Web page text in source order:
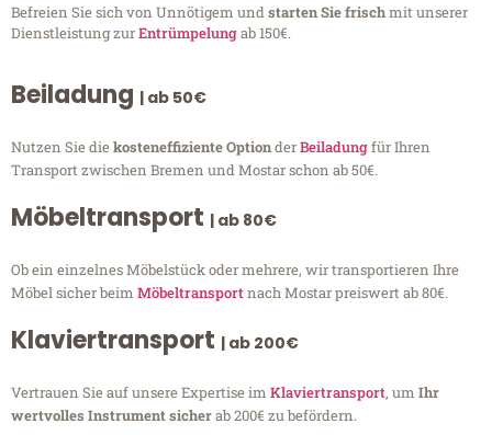
Befreien Sie sich von Unnötigem undstarten Sie frischmit unserer
Dienstleistung zurEntrümpelungab 150€.
Beiladung | ab 50€
Nutzen Sie diekosteneffiziente OptionderBeiladungfür Ihren
Transport zwischen Bremen und Mostar schon ab 50€.
Möbeltransport | ab 80€
Ob ein einzelnes Möbelstück oder mehrere, wir transportieren Ihre
Möbel sicher beim Möbeltransportnach Mostar preiswert ab 80€.
Klaviertransport | ab 200€
Vertrauen Sie auf unsere Expertise im Klaviertransport, um Ihr
wertvolles Instrument sicherab 200€ zu befördern.